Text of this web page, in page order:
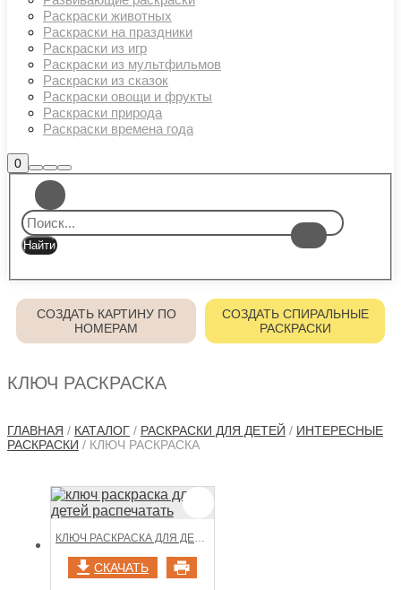
Раскраски животных
Раскраски на праздники
Раскраски из игр
Раскраски из мультфильмов
Раскраски из сказок
Раскраски овощи и фрукты
Раскраски природа
Раскраски времена года
0Боковая
панель
магазина
Найти
Больше
информации
Главное
меню
СОЗДАТЬ КАРТИНУ ПО
НОМЕРАМ
СОЗДАТЬ СПИРАЛЬНЫЕ
РАСКРАСКИ
КЛЮЧ РАСКРАСКА
ГЛАВНАЯ / КАТАЛОГ / РАСКРАСКИ ДЛЯ ДЕТЕЙ / ИНТЕРЕСНЫЕ
РАСКРАСКИ / КЛЮЧ РАСКРАСКА
КЛЮЧ РАСКРАСКА ДЛЯ ДЕТЕЙ РАСПЕЧАТАТЬ
СКАЧАТЬ